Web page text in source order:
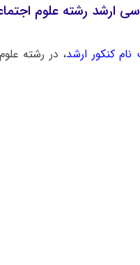
ارشد رشته علوم
کنکور ارشد، در رشته